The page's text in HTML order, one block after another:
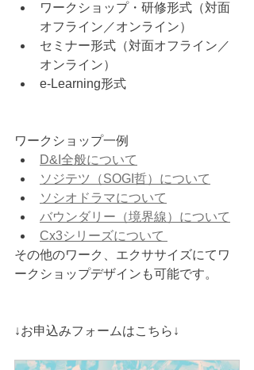
ワークショップ・研修形式（対面
オフライン／オンライン）
セミナー形式（対面オフライン／
オンライン）
e-Learning形式
ワークショップ一例
D&I全般について
ソジテツ（SOGI哲）について
ソシオドラマについて
バウンダリー（境界線）について
Cx3シリーズについて
その他のワーク、エクササイズにてワ
ークショップデザインも可能です。
↓お申込みフォームはこちら↓